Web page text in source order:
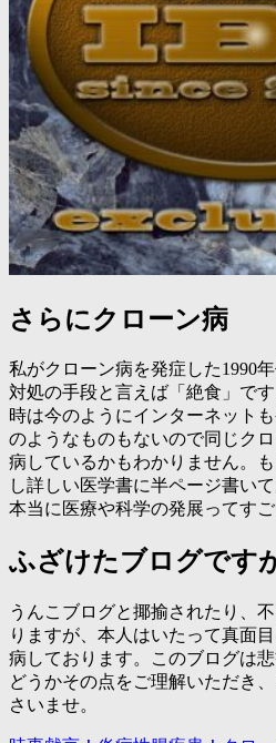
さらにクローン病
私がクローン病を発症した1990
対処の手段と言えば「絶食」で
時は今のようにインターネット
のようなものもないので同じク
病しているかもわかりません。
し詳しい医学書に半ページ書い
本当に医療や科学の発展ってすご
ふざけたブログです
うんこブログと揶揄されたり、
りますが、本人はいたって真面
病しております。このブログは
どうかその点をご理解いただき
さいませ。